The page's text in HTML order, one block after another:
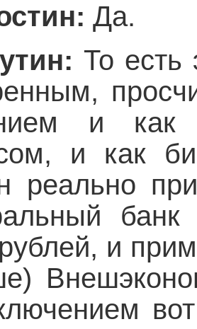
Да.
То есть
и как
и как
реально
и